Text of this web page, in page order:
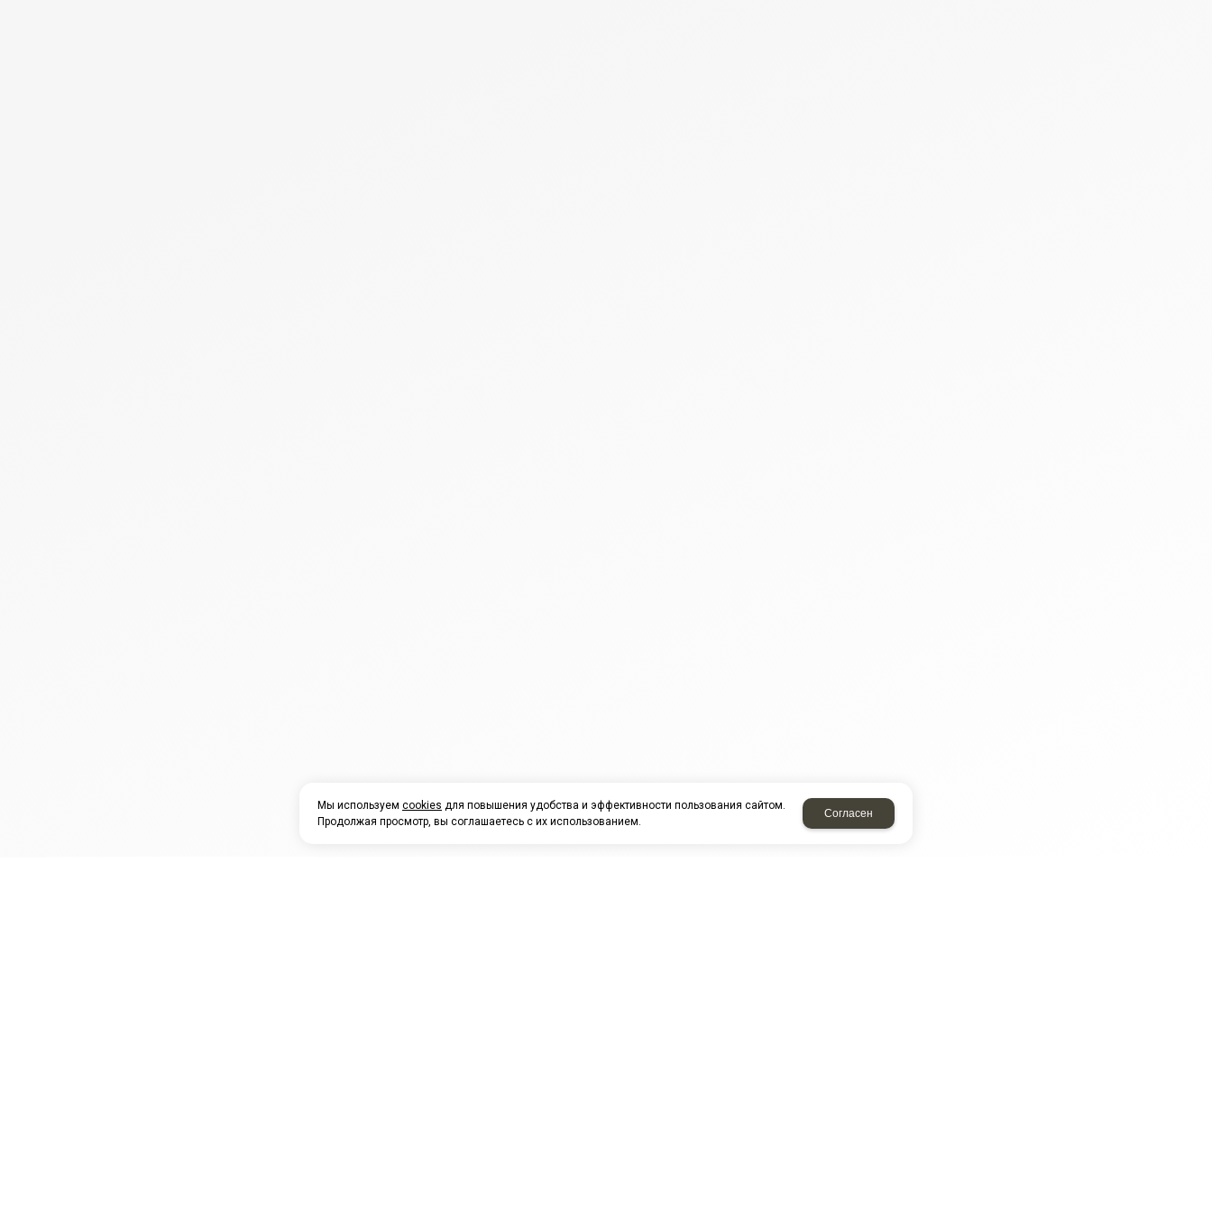
Мы используем cookies для повышения удобства и эффективности пользования сайтом.
Продолжая просмотр, вы соглашаетесь с их использованием.
Согласен